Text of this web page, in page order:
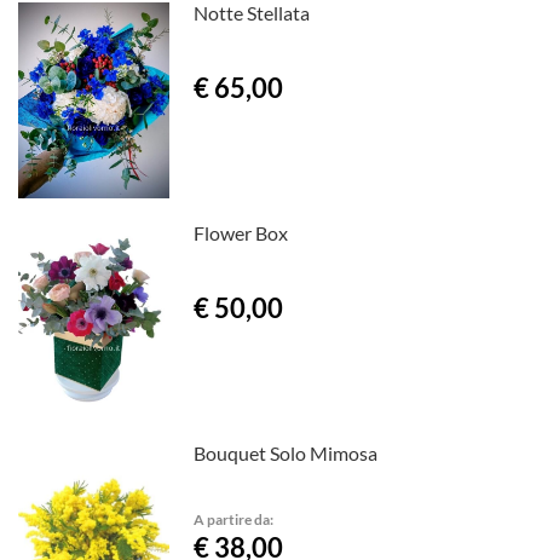
Notte Stellata
€ 65,00
Flower Box
€ 50,00
Bouquet Solo Mimosa
A partire da:
€ 38,00